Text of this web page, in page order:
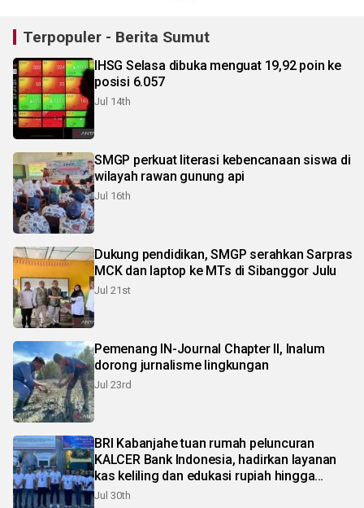
Terpopuler - Berita Sumut
IHSG Selasa dibuka menguat 19,92 poin ke
posisi 6.057
Jul 14th
SMGP perkuat literasi kebencanaan siswa di
wilayah rawan gunung api
Jul 16th
Dukung pendidikan, SMGP serahkan Sarpras
MCK dan laptop ke MTs di Sibanggor Julu
Jul 21st
Pemenang IN-Journal Chapter II, Inalum
dorong jurnalisme lingkungan
Jul 23rd
BRI Kabanjahe tuan rumah peluncuran
KALCER Bank Indonesia, hadirkan layanan
kas keliling dan edukasi rupiah hingga
pelosok Karo
Jul 30th